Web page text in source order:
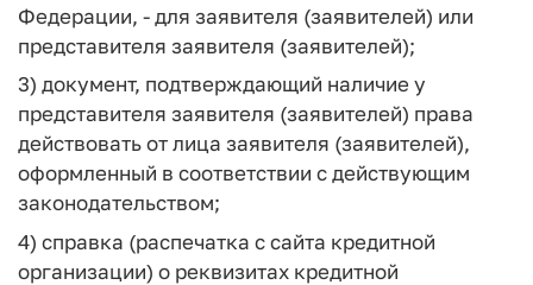
Федерации, - для заявителя (заявителей) или
представителя заявителя (заявителей);
3) документ, подтверждающий наличие у
представителя заявителя (заявителей) права
действовать от лица заявителя (заявителей),
оформленный в соответствии с действующим
законодательством;
4) справка (распечатка с сайта кредитной
организации) о реквизитах кредитной